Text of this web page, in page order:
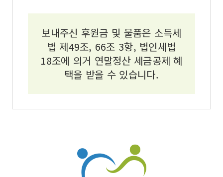
보내주신 후원금 및 물품은 소득세
법 제49조, 66조 3항, 법인세법
18조에 의거 연말정산 세금공제 혜
택을 받을 수 있습니다.